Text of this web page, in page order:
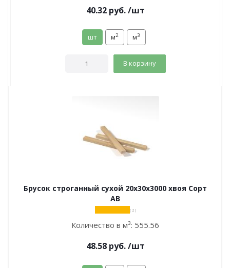
40.32руб. /шт
шт м2 м3
В корзину
Брусок строганный сухой 20х30х3000 хвоя Сорт
АВ
( 2 )
Количество в м³: 555.56
48.58руб. /шт